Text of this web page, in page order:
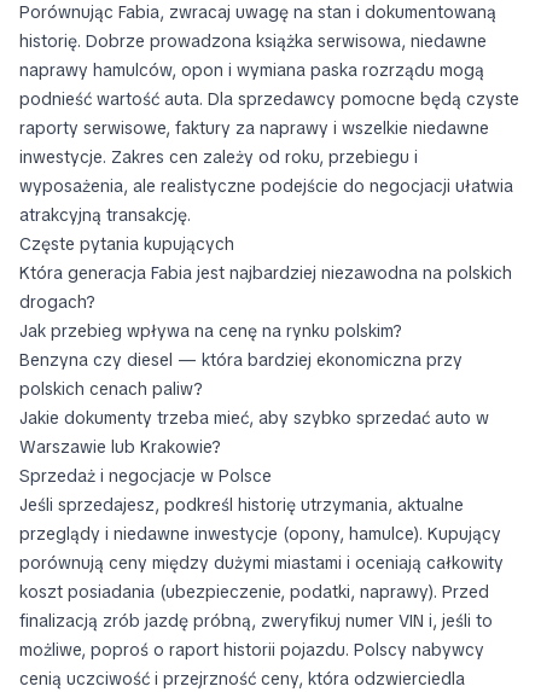
Porównując Fabia, zwracaj uwagę na stan i dokumentowaną
historię. Dobrze prowadzona książka serwisowa, niedawne
naprawy hamulców, opon i wymiana paska rozrządu mogą
podnieść wartość auta. Dla sprzedawcy pomocne będą czyste
raporty serwisowe, faktury za naprawy i wszelkie niedawne
inwestycje. Zakres cen zależy od roku, przebiegu i
wyposażenia, ale realistyczne podejście do negocjacji ułatwia
atrakcyjną transakcję.
Częste pytania kupujących
Która generacja Fabia jest najbardziej niezawodna na polskich
drogach?
Jak przebieg wpływa na cenę na rynku polskim?
Benzyna czy diesel — która bardziej ekonomiczna przy
polskich cenach paliw?
Jakie dokumenty trzeba mieć, aby szybko sprzedać auto w
Warszawie lub Krakowie?
Sprzedaż i negocjacje w Polsce
Jeśli sprzedajesz, podkreśl historię utrzymania, aktualne
przeglądy i niedawne inwestycje (opony, hamulce). Kupujący
porównują ceny między dużymi miastami i oceniają całkowity
koszt posiadania (ubezpieczenie, podatki, naprawy). Przed
finalizacją zrób jazdę próbną, zweryfikuj numer VIN i, jeśli to
możliwe, poproś o raport historii pojazdu. Polscy nabywcy
cenią uczciwość i przejrzność ceny, która odzwierciedla